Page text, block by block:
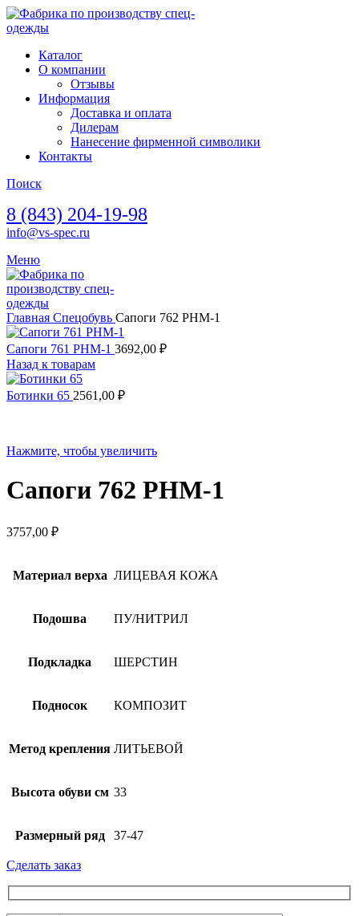
Каталог
О компании
Отзывы
Информация
Доставка и оплата
Дилерам
Нанесение фирменной символики
Контакты
Поиск
8 (843) 204-19-98
info@vs-spec.ru
Меню
Главная Спецобувь Сапоги 762 РНМ-1
Сапоги 761 РНМ-1 3692,00 ₽
Назад к товарам
Ботинки 65 2561,00 ₽
Нажмите, чтобы увеличить
Сапоги 762 РНМ-1
3757,00 ₽
Материал верха ЛИЦЕВАЯ КОЖА
Подошва ПУ/НИТРИЛ
Подкладка ШЕРСТИН
Подносок КОМПОЗИТ
Метод крепления ЛИТЬЕВОЙ
Высота обуви см 33
Размерный ряд 37-47
Сделать заказ